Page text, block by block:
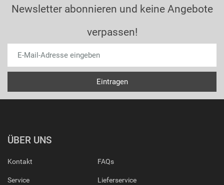
Newsletter abonnieren und keine Angebote
verpassen!
ÜBER UNS
Kontakt
Service
FAQs
Lieferservice